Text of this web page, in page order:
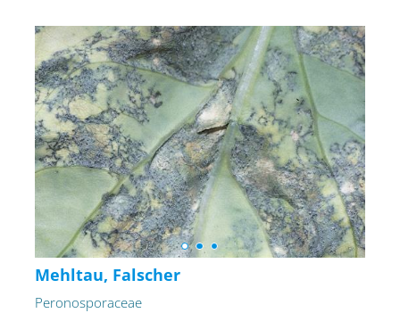
Mehltau, Falscher
Peronosporaceae